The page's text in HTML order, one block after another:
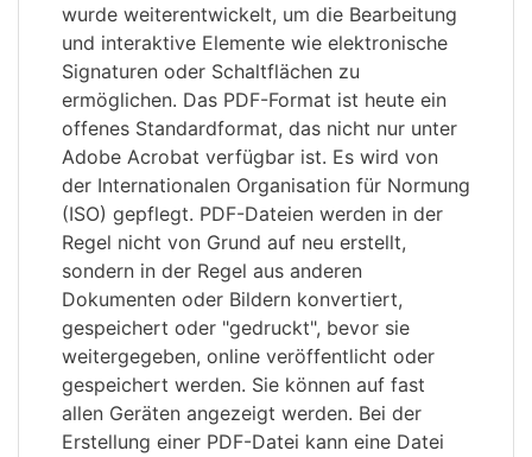
wurde weiterentwickelt, um die Bearbeitung
und interaktive Elemente wie elektronische
Signaturen oder Schaltflächen zu
ermöglichen. Das PDF-Format ist heute ein
offenes Standardformat, das nicht nur unter
Adobe Acrobat verfügbar ist. Es wird von
der Internationalen Organisation für Normung
(ISO) gepflegt. PDF-Dateien werden in der
Regel nicht von Grund auf neu erstellt,
sondern in der Regel aus anderen
Dokumenten oder Bildern konvertiert,
gespeichert oder "gedruckt", bevor sie
weitergegeben, online veröffentlicht oder
gespeichert werden. Sie können auf fast
allen Geräten angezeigt werden. Bei der
Erstellung einer PDF-Datei kann eine Datei